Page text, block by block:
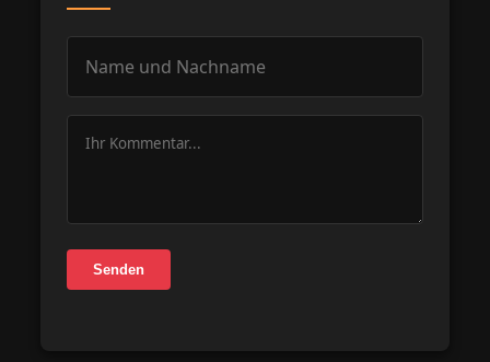
Senden